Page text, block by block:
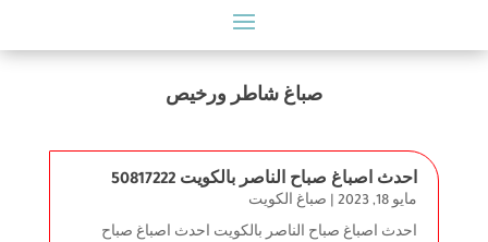
صباغ شاطر ورخيص
احدث اصباغ صباح الناصر بالكويت 50817222
مايو 18, 2023 | صباغ الكويت
احدث اصباغ صباح الناصر بالكويت احدث اصباغ صباح